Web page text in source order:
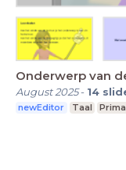
Onderwerp van
August 2025- 14
newEditor Taal